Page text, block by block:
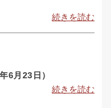
続きを読む
6月23日）
続きを読む